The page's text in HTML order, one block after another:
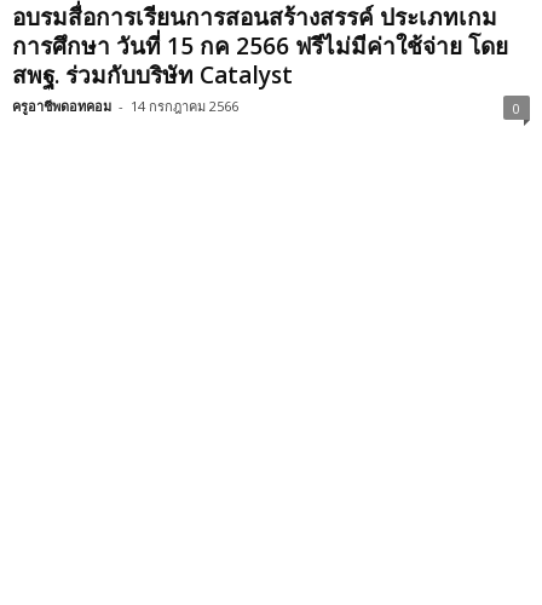
อบรมสื่อการเรียนการสอนสร้างสรรค์ ประเภทเกม
การศึกษา วันที่ 15 กค 2566 ฟรีไม่มีค่าใช้จ่าย โดย
สพฐ. ร่วมกับบริษัท Catalyst
ครูอาชีพดอทคอม - 14 กรกฎาคม 2566 0